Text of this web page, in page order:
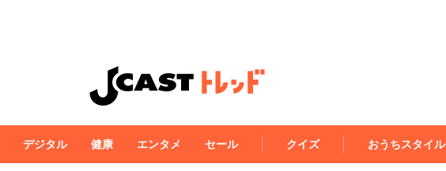
デジタル 健康 エンタメ セール クイズ おうちスタイル